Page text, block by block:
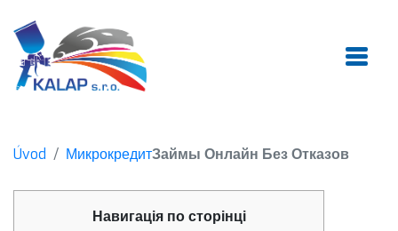
Úvod МикрокредитЗаймы Онлайн Без Отказов
Навигація по сторінці